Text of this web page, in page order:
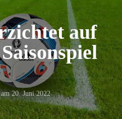
auf
am20. Juni 2022